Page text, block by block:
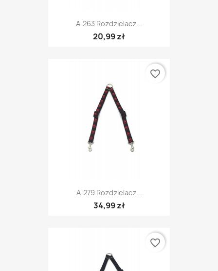
A-263 Rozdzielacz...
20,99 zł
A-279 Rozdzielacz...
34,99 zł
favorite_border
favorite_border